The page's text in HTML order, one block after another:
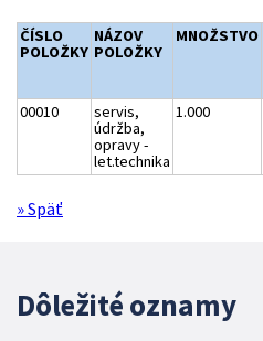
ČÍSLO
POLOŽKY
NÁZOV
POLOŽKY
MNOŽSTVO
00010
servis,
údržba,
opravy -
let.technika
1.000
» Späť
Dôležité oznamy